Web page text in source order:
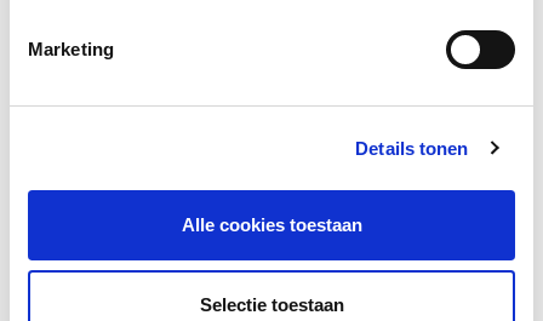
Marketing
Details tonen
Alle cookies toestaan
Selectie toestaan